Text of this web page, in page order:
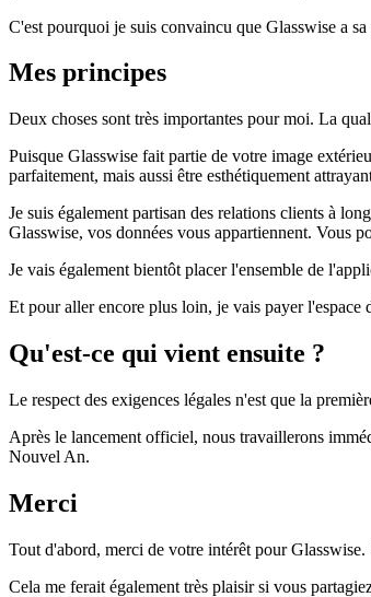
C'est pourquoi je suis convaincu que Glasswise a
Mes principes
Deux choses sont très importantes pour moi. La
Puisque Glasswise fait partie de votre image
parfaitement, mais aussi être esthétiquement
Je suis également partisan des relations clients à
Glasswise, vos données vous appartiennent. Vous
Je vais également bientôt placer l'ensemble de
Et pour aller encore plus loin, je vais payer l'espace
Qu'est-ce qui vient ensuite ?
Le respect des exigences légales n'est que la
Après le lancement officiel, nous travaillerons
Nouvel An.
Merci
Tout d'abord, merci de votre intérêt pour
Cela me ferait également très plaisir si vous